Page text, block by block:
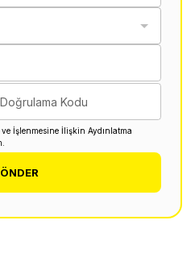
Doğrulama Kodu
ve İşlenmesine İlişkin Aydınlatma